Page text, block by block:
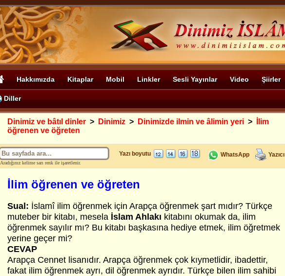
Hakkımızda Kitaplar Mobil Linkler Sesli Yayınlar Video Şiirler
Diller
Dinimiz ve bâtıl dinler > Dinimiz > Dinimizde ilmin ve âlimin yeri >
İlim
öğrenen ve öğreten
Aradığınız kelime sarı renk ile işaretlenir.
Yazı boyutu WhatsApp Yazıcı
İlim öğrenen ve öğreten
Sual: İslamî ilim öğrenmek için Arapça öğrenmek şart mıdır? Türkçe
muteber bir kitabı, mesela İslam Ahlakı kitabını okumak da, ilim
öğrenmek sayılır mı? Bu kitabı başkasına hediye etmek, ilim öğretmek
yerine geçer mi?
CEVAP
Arapça Cennet lisanıdır. Arapça öğrenmek çok kıymetlidir, ibadettir,
fakat ilim öğrenmek ayrı, dil öğrenmek ayrıdır. Türkçe bilen ilim sahibi